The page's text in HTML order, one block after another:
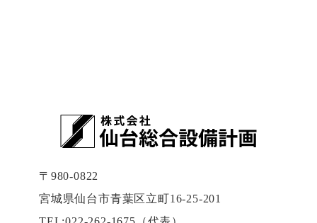
〒980-0822
宮城県仙台市青葉区立町16-25-201